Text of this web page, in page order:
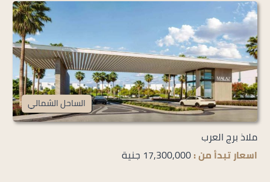
الساحل الشمالي
ملاذ برج العرب
اسعار تبدأ من :17,300,000 جنية